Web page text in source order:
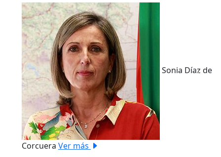
Previous
Sonia Díaz de
Corcuera Ver más